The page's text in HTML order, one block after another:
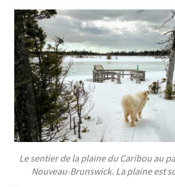
Le sentier de la plaine du Caribou au
Nouveau-Brunswick. La plaine est